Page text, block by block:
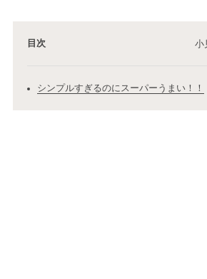
目次 小
シンプルすぎるのにスーパーうまい！！